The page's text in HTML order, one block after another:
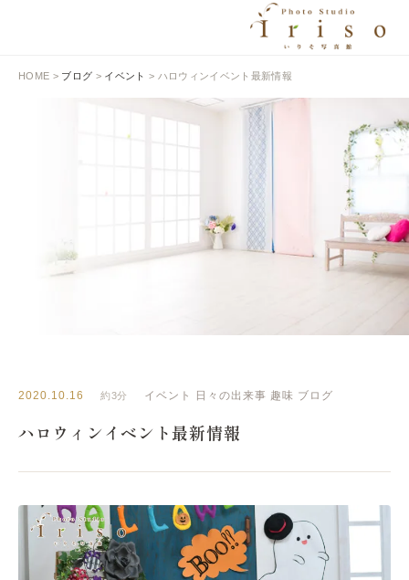
HOME > ブログ > イベント > ハロウィンイベント最新情報
2020.10.16 約3分 イベント 日々の出来事 趣味 ブログ
ハロウィンイベント最新情報